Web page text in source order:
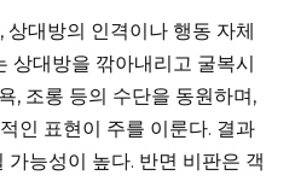
대방의 인격이나 행동 자체
상대방을 깎아내리고 굴복시
, 조롱 등의 수단을 동원하며,
인 표현이 주를 이룬다. 결과
능성이 높다. 반면 비판은 객